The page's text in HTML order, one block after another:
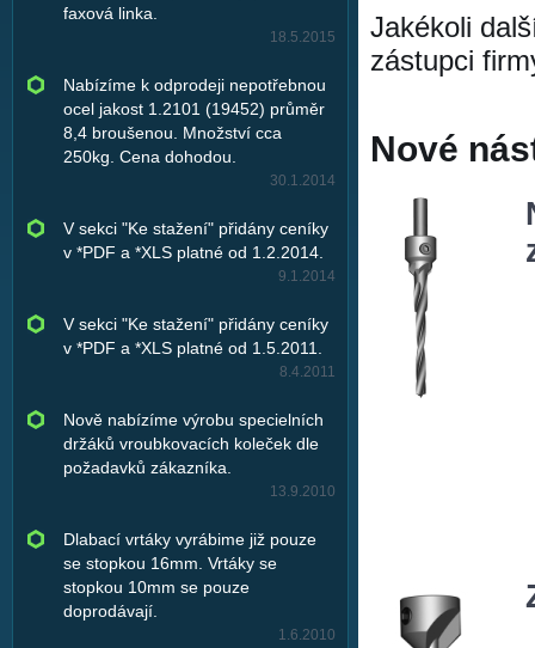
faxová linka.
18.5.2015
Nabízíme k odprodeji nepotřebnou
ocel jakost 1.2101 (19452) průměr
8,4 broušenou. Množství cca
250kg. Cena dohodou.
30.1.2014
V sekci "Ke stažení" přidány ceníky
v *PDF a *XLS platné od 1.2.2014.
9.1.2014
V sekci "Ke stažení" přidány ceníky
v *PDF a *XLS platné od 1.5.2011.
8.4.2011
Nově nabízíme výrobu specielních
držáků vroubkovacích koleček dle
požadavků zákazníka.
13.9.2010
Dlabací vrtáky vyrábime již pouze
se stopkou 16mm. Vrtáky se
stopkou 10mm se pouze
doprodávají.
1.6.2010
Jakékoli
zástupci
Nové